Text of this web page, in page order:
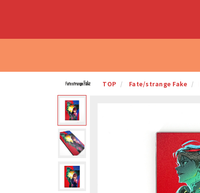
TOP Fate/strange Fake